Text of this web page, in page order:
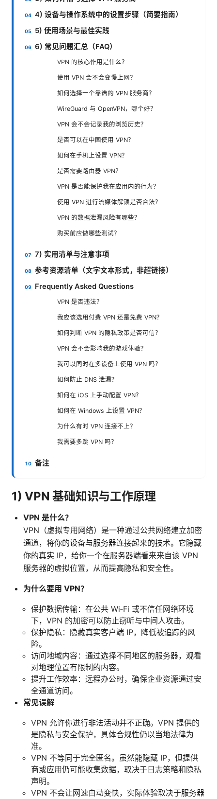
4) 设备与操作系统中的设置步骤（简要指南）
5) 使用场景与最佳实践
6) 常见问题汇总（FAQ）
VPN 的核心作用是什么？
使用 VPN 会不会变慢上网？
如何选择一个靠谱的 VPN 服务商？
WireGuard 与 OpenVPN，哪个好？
VPN 会不会记录我的浏览历史？
是否可以在中国使用 VPN？
如何在手机上设置 VPN？
是否需要路由器 VPN？
VPN 是否能保护我在应用内的行为？
使用 VPN 进行流媒体解锁是否合法？
VPN 的数据泄漏风险有哪些？
购买前应做哪些测试？
7) 实用清单与注意事项
参考资源清单（文字文本形式，非超链接）
Frequently Asked Questions
VPN 是否违法？
我应该选用付费 VPN 还是免费 VPN？
如何判断 VPN 的隐私政策是否可信？
VPN 会不会影响我的游戏体验？
我可以同时在多设备上使用 VPN 吗？
如何防止 DNS 泄漏？
如何在 iOS 上手动配置 VPN？
如何在 Windows 上设置 VPN？
为什么有时 VPN 连接不上？
我需要多跳 VPN 吗？
备注
1) VPN 基础知识与工作原理
VPN 是什么？
VPN（虚拟专用网络）是一种通过公共网络建立加密
通道，将你的设备与服务器连接起来的技术。它隐藏
你的真实 IP，给你一个在服务器端看来来自该 VPN
服务器的虚拟位置，从而提高隐私和安全性。
为什么要用 VPN？
保护数据传输：在公共 Wi‑Fi 或不信任网络环境
下，VPN 的加密可以防止窃听与中间人攻击。
保护隐私：隐藏真实客户端 IP，降低被追踪的风
险。
访问地域内容：通过选择不同地区的服务器，观看
对地理位置有限制的内容。
提升工作效率：远程办公时，确保企业资源通过安
全通道访问。
常见误解
VPN 允许你进行非法活动并不正确。VPN 提供的
是隐私与安全保护，具体合规性仍以当地法律为
准。
VPN 不等同于完全匿名。虽然能隐藏 IP，但提供
商或应用仍可能收集数据，取决于日志策略和隐私
声明。
VPN 不会让网速自动变快，实际体验取决于服务器